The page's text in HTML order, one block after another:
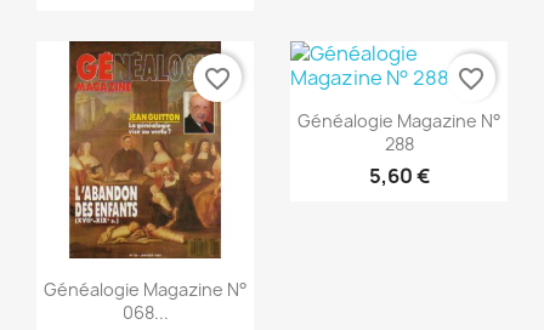
Vista rápida
Généalogie Magazine N°
068...
favorite_border
Vista rápida
Généalogie Magazine N°
288
5,60 €
favorite_border